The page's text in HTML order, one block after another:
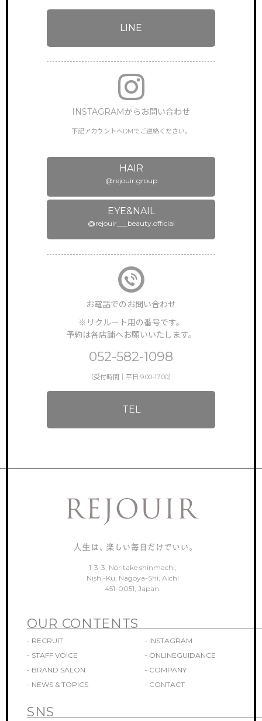
TOP サイトトップ
リクルート
FEATURE 特徴・働き方
STAFF VOICE スタッフの声
BRAND SALON サロン一覧
NEWS & TOPICS
公式インスタグラム
ONLINEGUIDANCE オンライン見学
COMPANY 会社概要
LINE
INSTAGRAMからお問い合わせ
下記アカウントへDMでご連絡ください。
HAIR
@rejouir.group
EYE&NAIL
@rejouir___beauty.official
お電話でのお問い合わせ
※リクルート用の番号です。
予約は各店舗へお願いいたします。
052-582-1098
（受付時間｜平日 9:00-17:00）
TEL
1-3-3, Noritake shinmachi,
Nishi-Ku, Nagoya-Shi, Aichi
451-0051, Japan.
OUR CONTENTS
- RECRUIT
- INSTAGRAM
- STAFF VOICE
- ONLINEGUIDANCE
- BRAND SALON
- COMPANY
- NEWS & TOPICS
- CONTACT
SNS